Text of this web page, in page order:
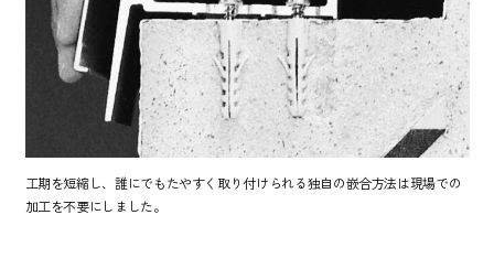
工期を短縮し、誰にでもたやすく取り付けられる独自の嵌合方法は現場での
加工を不要にしました。